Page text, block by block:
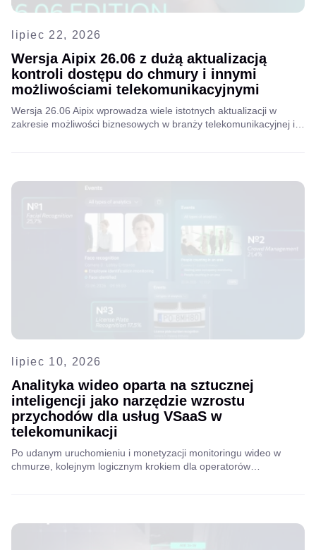
lipiec 22, 2026
Wersja Aipix 26.06 z dużą aktualizacją
kontroli dostępu do chmury i innymi
możliwościami telekomunikacyjnymi
Wersja 26.06 Aipix wprowadza wiele istotnych aktualizacji w
zakresie możliwości biznesowych w branży telekomunikacyjnej i
lipiec 10, 2026
Analityka wideo oparta na sztucznej
inteligencji jako narzędzie wzrostu
przychodów dla usług VSaaS w
telekomunikacji
Po udanym uruchomieniu i monetyzacji monitoringu wideo w
chmurze, kolejnym logicznym krokiem dla operatorów